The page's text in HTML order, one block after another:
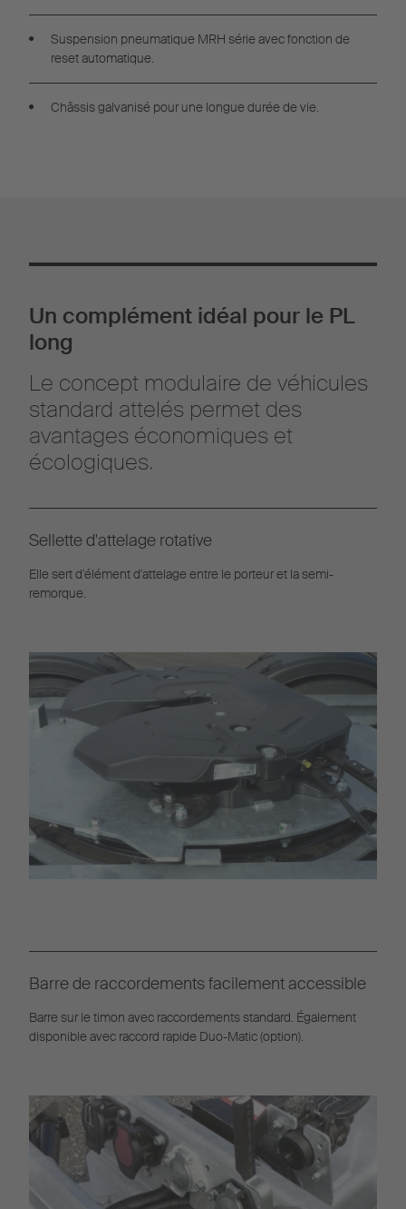
Suspension pneumatique MRH série avec fonction de
reset automatique.
Châssis galvanisé pour une longue durée de vie.
Un complément idéal pour le PL
long
Le concept modulaire de véhicules
standard attelés permet des
avantages économiques et
écologiques.
Sellette d'attelage rotative
Elle sert d'élément d'attelage entre le porteur et la semi-
remorque.
Barre de raccordements facilement accessible
Barre sur le timon avec raccordements standard. Également
disponible avec raccord rapide Duo-Matic (option).